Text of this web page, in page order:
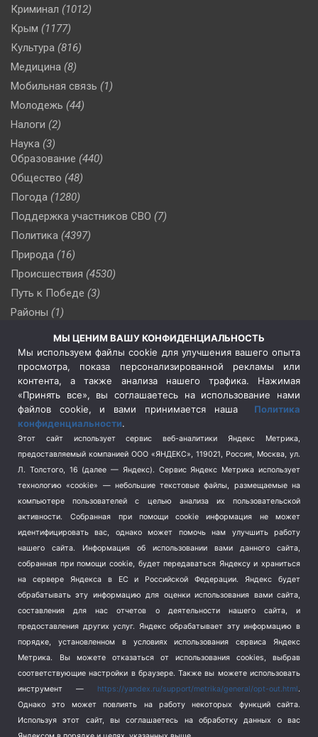
Криминал (1012)
Крым (1177)
Культура (816)
Медицина (8)
Мобильная связь (1)
Молодежь (44)
Налоги (2)
Наука (3)
Образование (440)
Общество (48)
Погода (1280)
Поддержка участников СВО (7)
Политика (4397)
Природа (16)
Происшествия (4530)
Путь к Победе (3)
Районы (1)
(510)
Сельское хозяйство (3)
Социальная политика
(3)
Спецоперация в Украине
Спецоперация на Украине
(404)
Спорт (740)
Терроризм (1)
Транспорт (262)
Туризм (178)
Флот (76)
Школа и спорт (2)
Экология (8)
Экономика (1172)
МЫ ЦЕНИМ ВАШУ КОНФИДЕНЦИАЛЬНОСТЬ
Мы используем файлы cookie для улучшения вашего опыта
просмотра, показа персонализированной рекламы или
контента, а также анализа нашего трафика. Нажимая
«Принять все», вы соглашаетесь на использование нами
файлов cookie, и вами принимается наша Политика
конфиденциальности.
Этот сайт использует сервис веб-аналитики Яндекс Метрика,
предоставляемый компанией ООО «ЯНДЕКС», 119021, Россия, Москва, ул.
Л. Толстого, 16 (далее — Яндекс). Сервис Яндекс Метрика использует
технологию «cookie» — небольшие текстовые файлы, размещаемые на
компьютере пользователей с целью анализа их пользовательской
активности.
Собранная при помощи cookie информация не может
идентифицировать вас, однако может помочь нам улучшить работу
нашего сайта. Информация об использовании вами данного сайта,
собранная при помощи cookie, будет передаваться Яндексу и храниться
на сервере Яндекса в ЕС и Российской Федерации. Яндекс будет
обрабатывать эту информацию для оценки использования вами сайта,
составления для нас отчетов о деятельности нашего сайта, и
предоставления других услуг. Яндекс обрабатывает эту информацию в
порядке, установленном в условиях использования сервиса Яндекс
Метрика.
Вы можете отказаться от использования cookies, выбрав
соответствующие настройки в браузере. Также вы можете использовать
инструмент — https://yandex.ru/support/metrika/general/opt-out.html.
Однако это может повлиять на работу некоторых функций сайта.
Используя этот сайт, вы соглашаетесь на обработку данных о вас